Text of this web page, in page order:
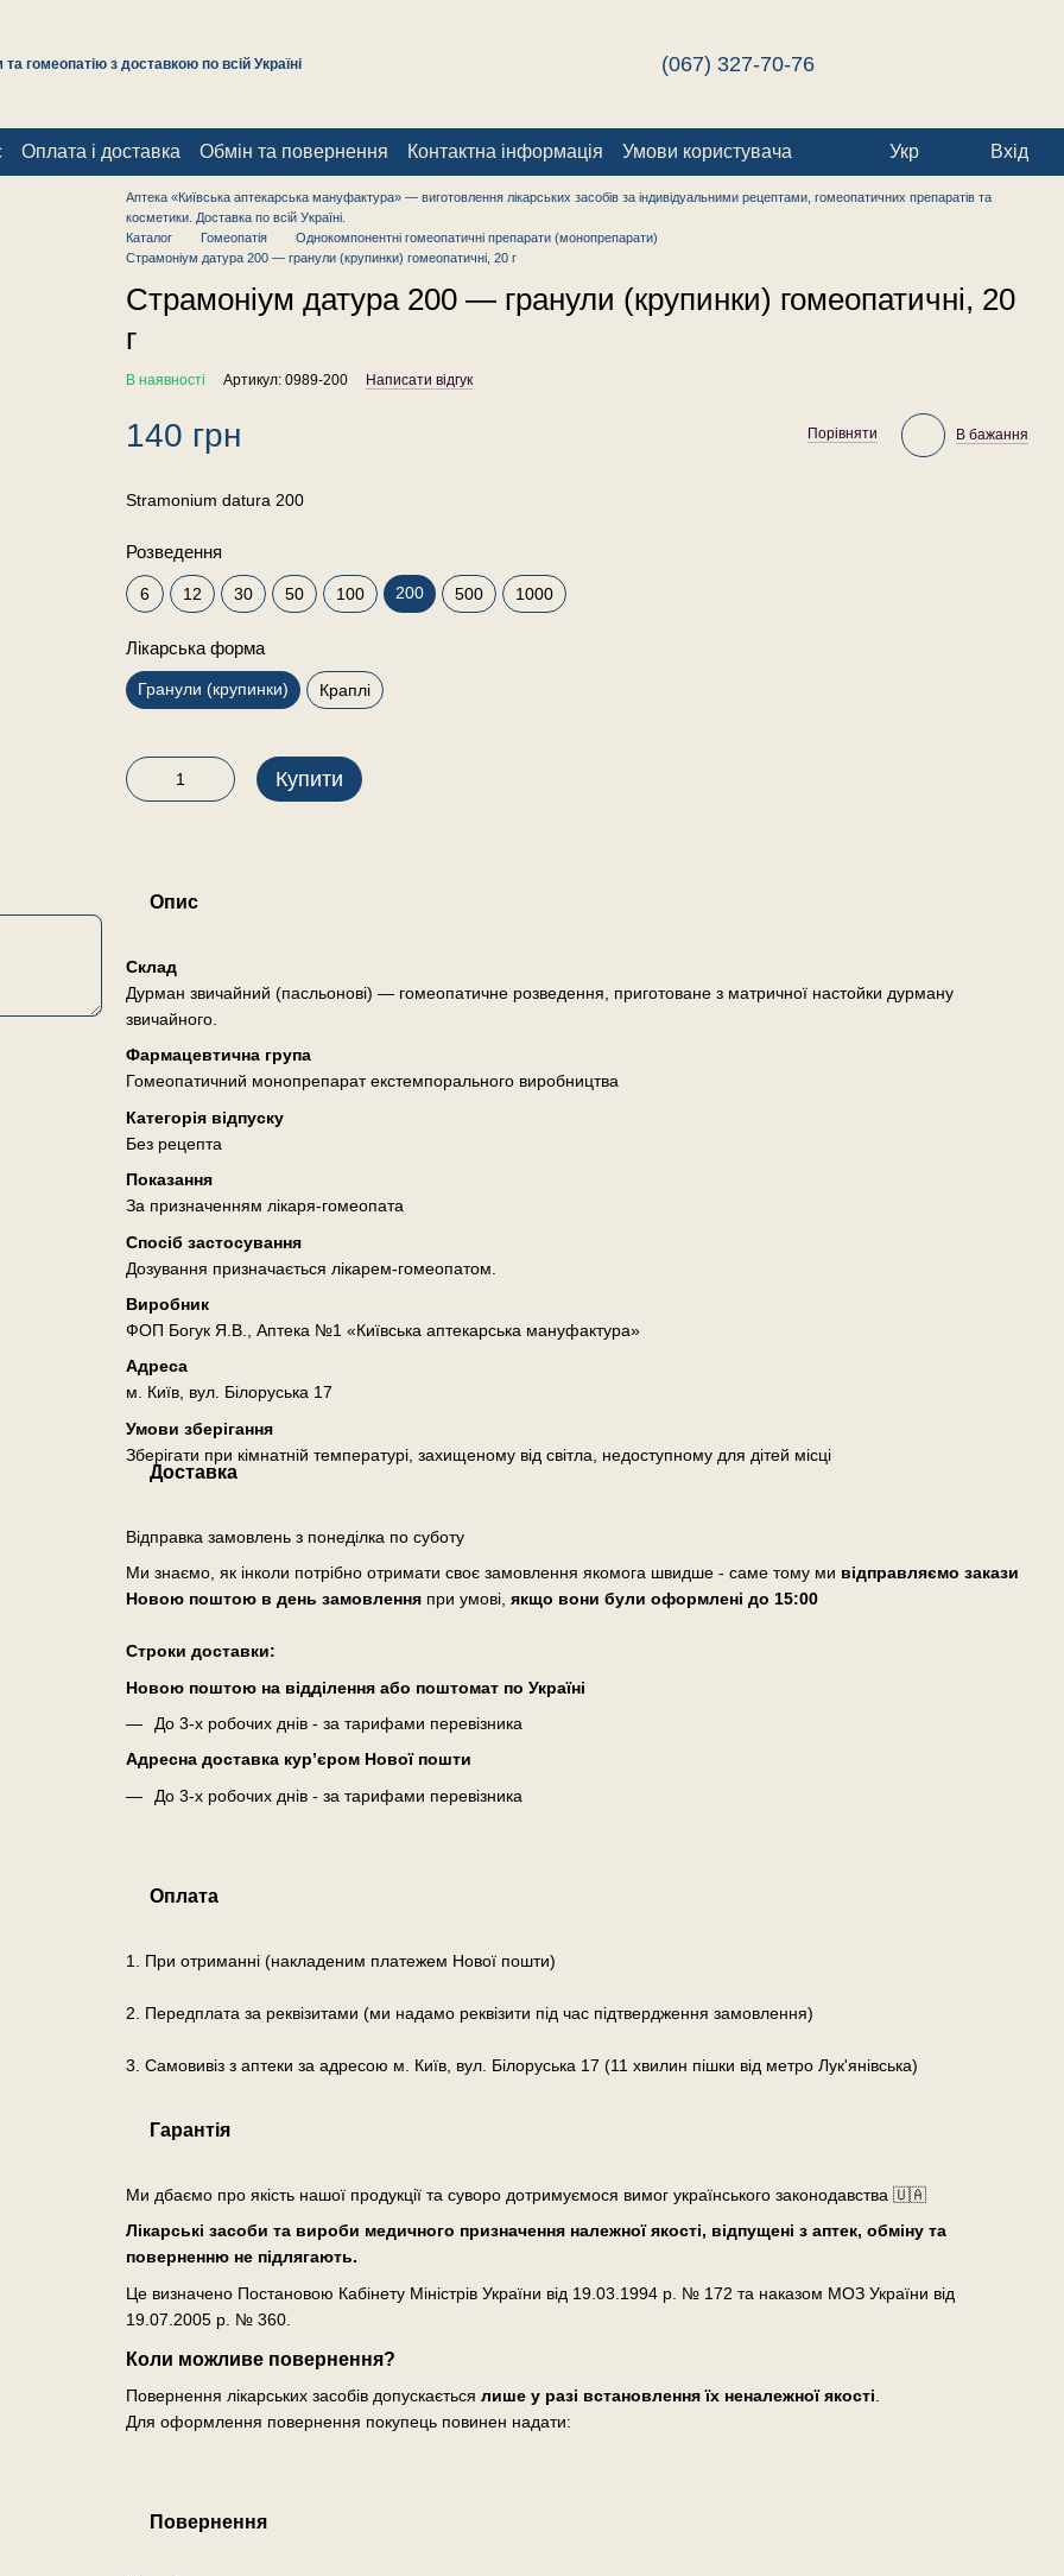
гомеопатію з доставкою по всій Україні (067) 327-70-76
Оплата і доставка Обмін та повернення Контактна інформація Умови користувача Укр Вхід
Аптека «Київська аптекарська мануфактура» — виготовлення лікарських засобів за індивідуальними рецептами, гомеопатичних препаратів та
косметики. Доставка по всій Україні.
Каталог
Гомеопатія
Однокомпонентні гомеопатичні препарати (монопрепарати)
Страмоніум датура 200 — гранули (крупинки) гомеопатичні, 20 г
Страмоніум датура 200 — гранули (крупинки) гомеопатичні, 20
г
В наявності Артикул: 0989-200 Написати відгук
140 грн Порівняти В бажання
Stramonium datura 200
Розведення
6 12 30 50 100 200 500 1000
Лікарська форма
Гранули (крупинки) Краплі
Купити
Опис
Склад
Дурман звичайний (пасльонові) — гомеопатичне розведення, приготоване з матричної настойки дурману
звичайного.
Фармацевтична група
Гомеопатичний монопрепарат екстемпорального виробництва
Категорія відпуску
Без рецепта
Показання
За призначенням лікаря-гомеопата
Спосіб застосування
Дозування призначається лікарем-гомеопатом.
Виробник
ФОП Богук Я.В., Аптека №1 «Київська аптекарська мануфактура»
Адреса
м. Київ, вул. Білоруська 17
Умови зберігання
Зберігати при кімнатній температурі, захищеному від світла, недоступному для дітей місці
Доставка
Відправка замовлень з понеділка по суботу
Ми знаємо, як інколи потрібно отримати своє замовлення якомога швидше - саме тому ми відправляємо закази
Новою поштою в день замовленняпри умові, якщо вони були оформлені до 15:00
Cтроки доставки:
Новою поштою на відділення або поштомат по Україні
До 3-х робочих днів - за тарифами перевізника
Адресна доставка кур’єром Нової пошти
До 3-х робочих днів - за тарифами перевізника
Оплата
1. При отриманні (накладеним платежем Нової пошти)
2. Передплата за реквізитами (ми надамо реквізити під час підтвердження замовлення)
3. Самовивіз з аптеки за адресою м. Київ, вул. Білоруська 17 (11 хвилин пішки від метро Лук'янівська)
Гарантія
Ми дбаємо про якість нашої продукції та суворо дотримуємося вимог українського законодавства 🇺🇦
Лікарські засоби та вироби медичного призначення належної якості, відпущені з аптек, обміну та
поверненню не підлягають.
Це визначено Постановою Кабінету Міністрів України від 19.03.1994 р. № 172 та наказом МОЗ України від
19.07.2005 р. № 360.
Коли можливе повернення?
Повернення лікарських засобів допускається лише у разі встановлення їх неналежної якості
Для оформлення повернення покупець повинен надати:
Повернення